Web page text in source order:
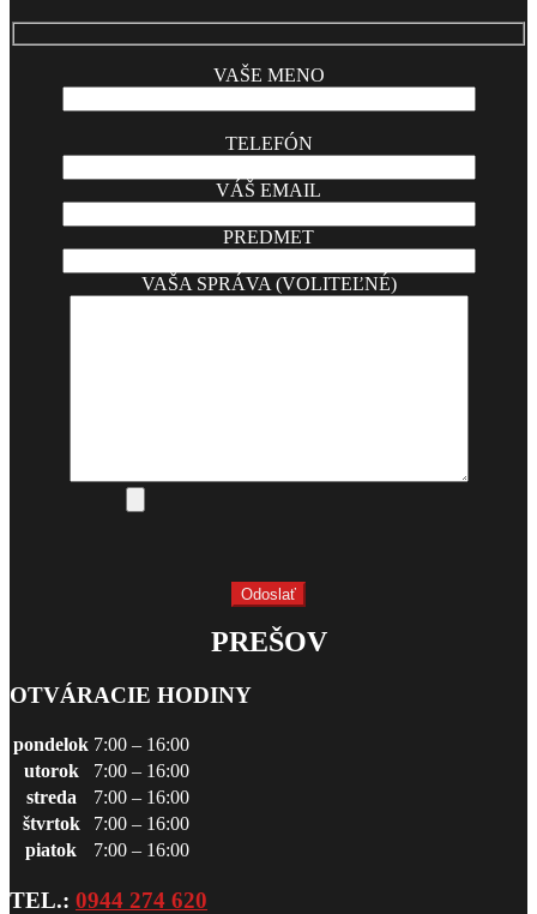
VAŠE MENO
TELEFÓN
VÁŠ EMAIL
PREDMET
VAŠA SPRÁVA (VOLITEĽNÉ)
PREŠOV
OTVÁRACIE HODINY
pondelok 7:00 – 16:00
utorok
7:00 – 16:00
streda
7:00 – 16:00
štvrtok
7:00 – 16:00
piatok
7:00 – 16:00
TEL.: 0944 274 620